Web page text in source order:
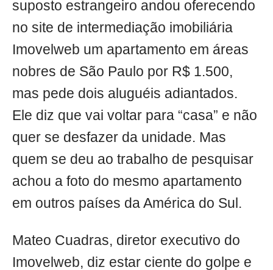
suposto estrangeiro andou oferecendo
no site de intermediação imobiliária
Imovelweb um apartamento em áreas
nobres de São Paulo por R$ 1.500,
mas pede dois aluguéis adiantados.
Ele diz que vai voltar para “casa” e não
quer se desfazer da unidade. Mas
quem se deu ao trabalho de pesquisar
achou a foto do mesmo apartamento
em outros países da América do Sul.
Mateo Cuadras, diretor executivo do
Imovelweb, diz estar ciente do golpe e